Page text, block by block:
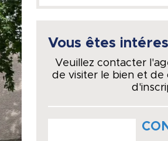
Vous êtes
Veuillez contacter
de visiter le bien et